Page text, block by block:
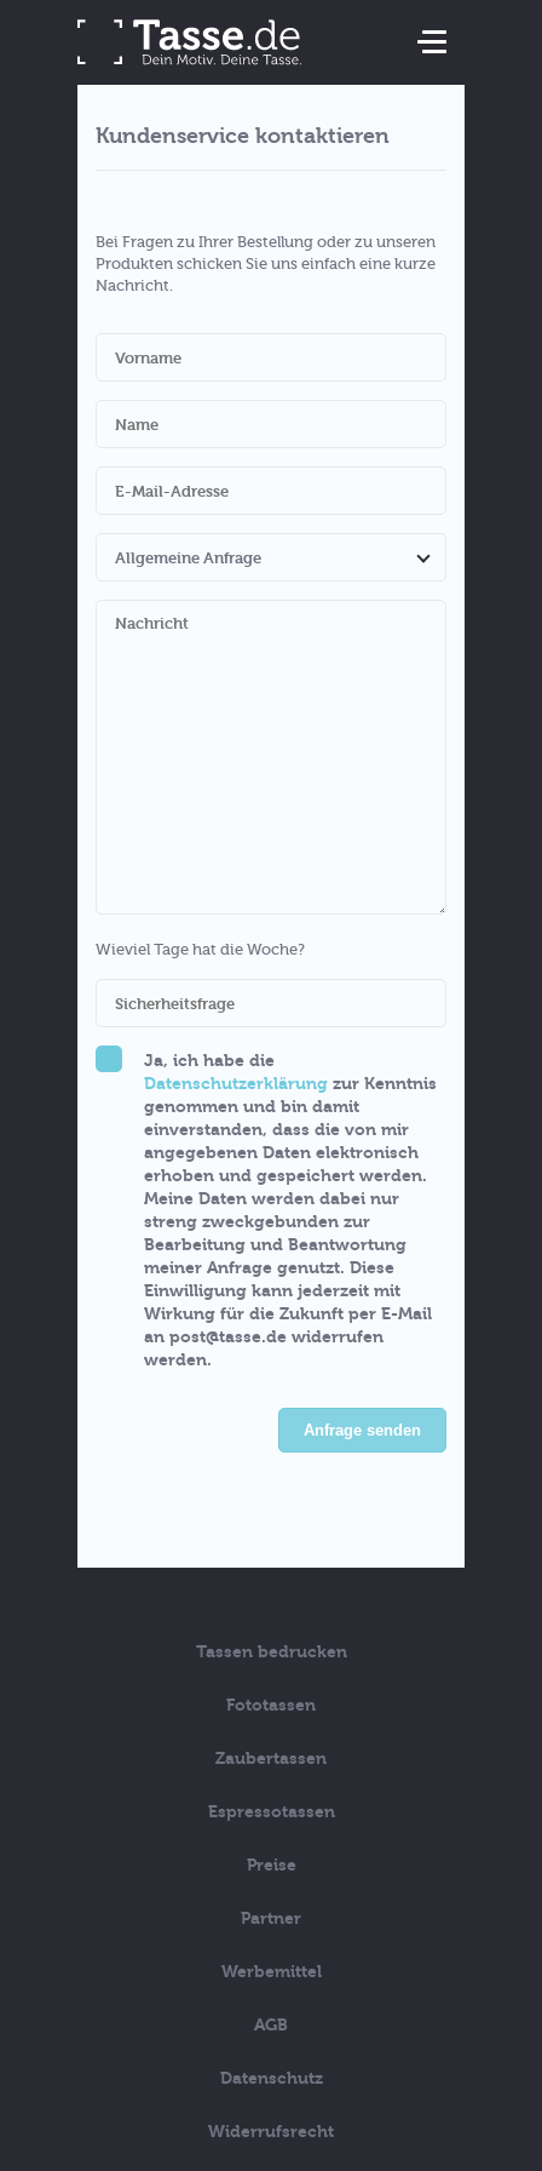
Kundenservice kontaktieren
Bei Fragen zu Ihrer Bestellung oder zu unseren
Produkten schicken Sie uns einfach eine kurze
Nachricht.
Wieviel Tage hat die Woche?
Ja, ich habe die
Datenschutzerklärung zur Kenntnis
genommen und bin damit
einverstanden, dass die von mir
angegebenen Daten elektronisch
erhoben und gespeichert werden.
Meine Daten werden dabei nur
streng zweckgebunden zur
Bearbeitung und Beantwortung
meiner Anfrage genutzt. Diese
Einwilligung kann jederzeit mit
Wirkung für die Zukunft per E-Mail
an post@tasse.de widerrufen
werden.
Anfrage senden
Tassen bedrucken
Fototassen
Zaubertassen
Espressotassen
Preise
Partner
Werbemittel
AGB
Datenschutz
Widerrufsrecht